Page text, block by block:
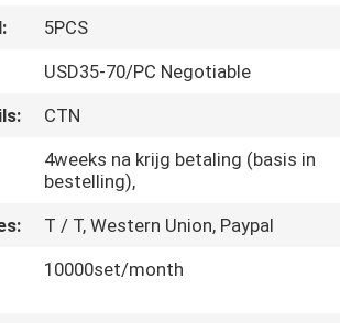
5PCS
USD35-70/PC Negotiable
CTN
4weeks na krijg betaling (basis in
bestelling),
T / T, Western Union, Paypal
10000set/month